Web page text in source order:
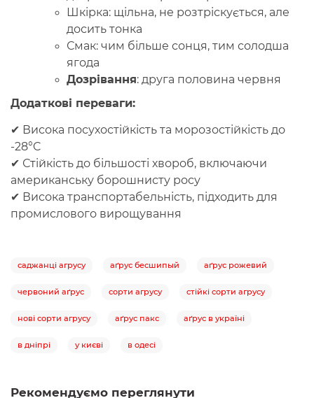
Шкірка: щільна, не розтріскується, але
досить тонка
Смак: чим більше сонця, тим солодша
ягода
Дозрівання: друга половина червня
Додаткові переваги:
✔ Висока посухостійкість та морозостійкість до
-28°C
✔ Стійкість до більшості хвороб, включаючи
американську борошнисту росу
✔ Висока транспортабельність, підходить для
промислового вирощування
саджанці агрусу аґрус бесшипый аґрус рожевий
червоний аґрус сорти агрусу стійкі сорти агрусу
нові сорти агрусу аґрус пакс аґрус в україні
в дніпрі у києві в одесі
Рекомендуємо переглянути